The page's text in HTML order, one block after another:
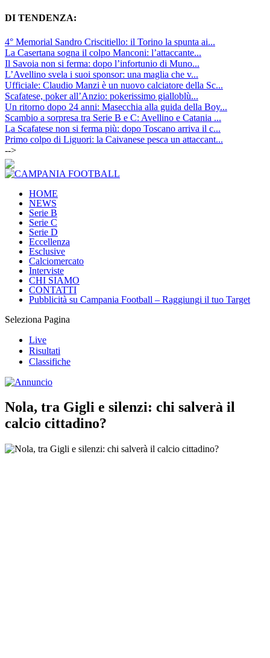
DI TENDENZA:
4° Memorial Sandro Criscitiello: il Torino la spunta ai...
La Casertana sogna il colpo Manconi: l’attaccante...
Il Savoia non si ferma: dopo l’infortunio di Muno...
L’Avellino svela i suoi sponsor: una maglia che v...
Ufficiale: Claudio Manzi è un nuovo calciatore della Sc...
Scafatese, poker all’Anzio: pokerissimo gialloblù...
Un ritorno dopo 24 anni: Masecchia alla guida della Boy...
Scambio a sorpresa tra Serie B e C: Avellino e Catania ...
La Scafatese non si ferma più: dopo Toscano arriva il c...
Primo colpo di Liguori: la Caivanese pesca un attaccant...
-->
HOME
NEWS
Serie B
Serie C
Serie D
Eccellenza
Esclusive
Calciomercato
Interviste
CHI SIAMO
CONTATTI
Pubblicità su Campania Football – Raggiungi il tuo Target
Seleziona Pagina
Live
Risultati
Classifiche
Nola, tra Gigli e silenzi: chi salverà il
calcio cittadino?